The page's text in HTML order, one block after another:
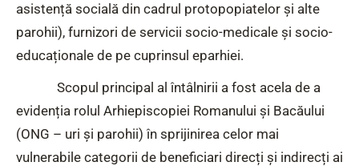
asistență socială din cadrul protopopiatelor și alte
parohii), furnizori de servicii socio-medicale și socio-
educaționale de pe cuprinsul eparhiei.
Scopul principal al întâlnirii a fost acela de a
evidenția rolul Arhiepiscopiei Romanului și Bacăului
(ONG – uri și parohii) în sprijinirea celor mai
vulnerabile categorii de beneficiari direcți și indirecți ai